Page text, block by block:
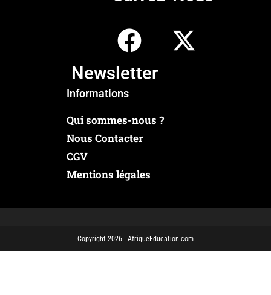
Newsletter
Informations
Qui sommes-nous ?
Nous Contacter
CGV
Mentions légales
Copyright 2026 - AfriqueEducation.com